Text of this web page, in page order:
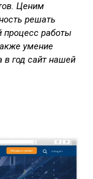
Ценим
решать
процесс работы
умение
в год сайт нашей